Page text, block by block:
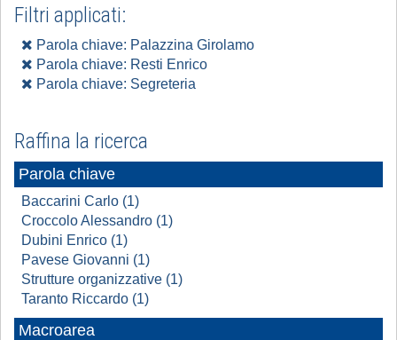
Filtri applicati:
Parola chiave: Palazzina Girolamo
Parola chiave: Resti Enrico
Parola chiave: Segreteria
Raffina la ricerca
Parola chiave
Baccarini Carlo (1)
Croccolo Alessandro (1)
Dubini Enrico (1)
Pavese Giovanni (1)
Strutture organizzative (1)
Taranto Riccardo (1)
Macroarea